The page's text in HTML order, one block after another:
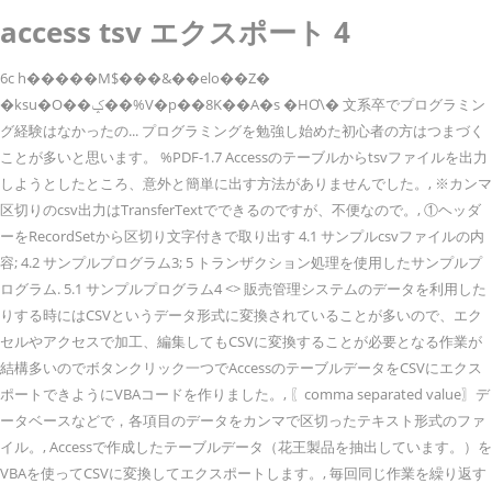
access tsv エクスポート 4
6c h�����M$���&��elo��Z�
�ksu�O��ݤ��%V�p��8K��A�s �HƠ\� 文系卒でプログラミン
グ経験はなかったの... プログラミングを勉強し始めた初心者の方はつまづく
ことが多いと思います。 %PDF-1.7 Accessのテーブルからtsvファイルを出力
しようとしたところ、意外と簡単に出す方法がありませんでした。, ※カンマ
区切りのcsv出力はTransferTextでできるのですが、不便なので。, ①ヘッダ
ーをRecordSetから区切り文字付きで取り出す 4.1 サンプルcsvファイルの内
容; 4.2 サンプルプログラム3; 5 トランザクション処理を使用したサンプルプ
ログラム. 5.1 サンプルプログラム4 <> 販売管理システムのデータを利用した
りする時にはCSVというデータ形式に変換されていることが多いので、エク
セルやアクセスで加工、編集してもCSVに変換することが必要となる作業が
結構多いのでボタンクリック一つでAccessのテーブルデータをCSVにエクス
ポートできようにVBAコードを作りました。, 〖comma separated value〗デ
ータベースなどで，各項目のデータをカンマで区切ったテキスト形式のファ
イル。, Accessで作成したテーブルデータ（花王製品を抽出しています。）を
VBAを使ってCSVに変換してエクスポートします。, 毎回同じ作業を繰り返す